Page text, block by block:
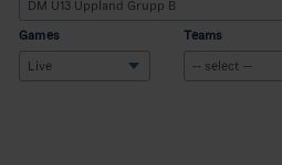
Games Teams